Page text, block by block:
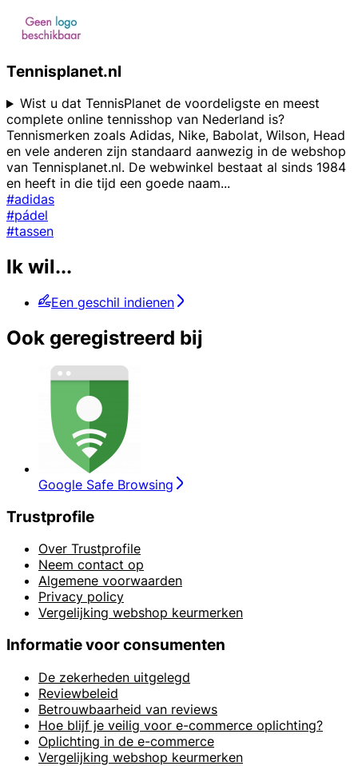
Tennisplanet.nl
Wist u dat TennisPlanet de voordeligste en meest
complete online tennisshop van Nederland is?
Tennismerken zoals Adidas, Nike, Babolat, Wilson, Head
en vele anderen zijn standaard aanwezig in de webshop
van Tennisplanet.nl. De webwinkel bestaat al sinds 1984
en heeft in die tijd een goede naam...
#adidas
#pádel
#tassen
Ik wil...
Een geschil indienen
Ook geregistreerd bij
Google Safe Browsing
Trustprofile
Over Trustprofile
Neem contact op
Algemene voorwaarden
Privacy policy
Vergelijking webshop keurmerken
Informatie voor consumenten
De zekerheden uitgelegd
Reviewbeleid
Betrouwbaarheid van reviews
Hoe blijf je veilig voor e-commerce oplichting?
Oplichting in de e-commerce
Vergelijking webshop keurmerken